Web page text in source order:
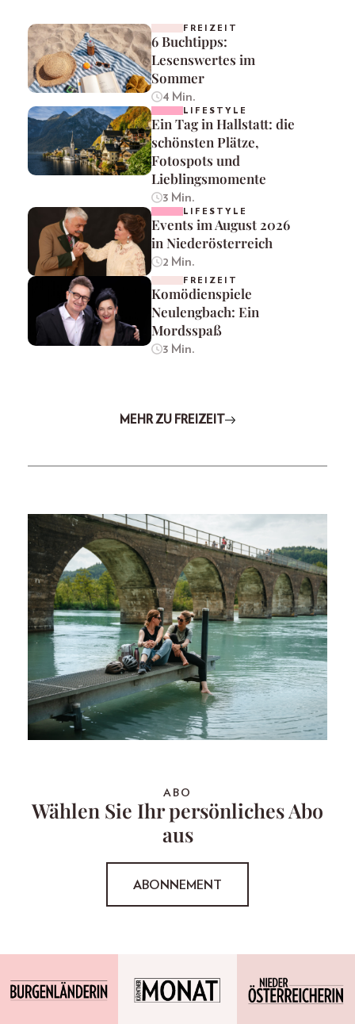
FREIZEIT
6 Buchtipps:
Lesenswertes im
Sommer
4 Min.
LIFESTYLE
Ein Tag in Hallstatt: die
schönsten Plätze,
Fotospots und
Lieblingsmomente
3 Min.
LIFESTYLE
Events im August 2026
in Niederösterreich
2 Min.
FREIZEIT
Komödienspiele
Neulengbach: Ein
Mordsspaß
3 Min.
MEHR ZU FREIZEIT
ABO
Wählen Sie Ihr persönliches Abo
aus
ABONNEMENT